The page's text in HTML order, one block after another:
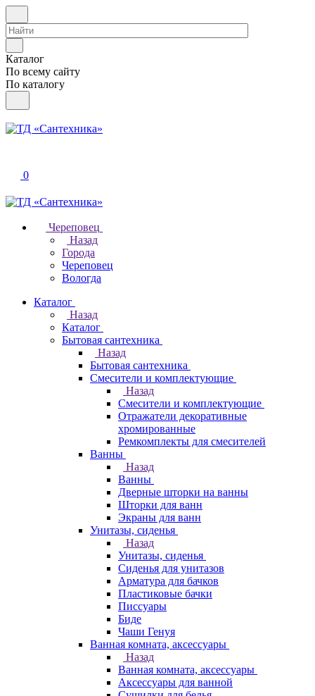
Каталог
По всему сайту
По каталогу
0
Череповец
Назад
Города
Череповец
Вологда
Каталог
Назад
Каталог
Бытовая сантехника
Назад
Бытовая сантехника
Смесители и комплектующие
Назад
Смесители и комплектующие
Отражатели декоративные
хромированные
Ремкомплекты для смесителей
Ванны
Назад
Ванны
Дверные шторки на ванны
Шторки для ванн
Экраны для ванн
Унитазы, сиденья
Назад
Унитазы, сиденья
Сиденья для унитазов
Арматура для бачков
Пластиковые бачки
Писсуары
Биде
Чаши Генуя
Ванная комната, аксессуары
Назад
Ванная комната, аксессуары
Аксессуары для ванной